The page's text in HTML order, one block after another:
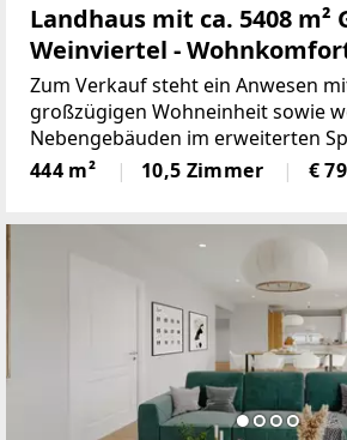
Landhaus mit ca. 5408 m²
Weinviertel -
Landwirtschaft vereint
Zum Verkauf steht ein Anwesen
großzügigen Wohneinheit sowie
Nebengebäuden im erweiterten
Wien. Der Landsitz bietet
Nutzflächen sowie ein ca. 5408 m²
444 m² 10,5 Zimmer €